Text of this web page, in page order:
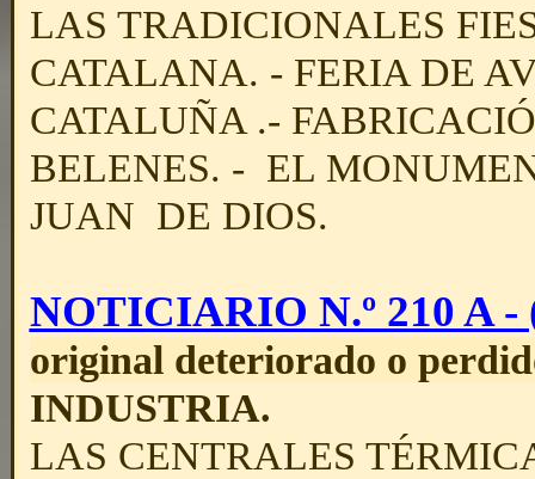
LAS TRADICIONALES
CATALANA. - FERIA DE
CATALUÑA .-
BELENES. - EL
JUAN DE DIOS.
NOTICIARIO N.º 210 A -
original deteriorado o
INDUSTRIA.
LAS CENTRALES